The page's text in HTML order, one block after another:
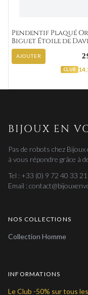
Pendentif Plaqué Or
Biguet Étoile de
AJOUTER
CLUB
BIJOUX EN
Pas de robots chez
à vous répondre grâce à
Tel : +33 (0) 9 72 40 33 21
Email :
NOS COLLECTIONS
Collection Homme
INFORMATIONS
Le Club -50% sur tous